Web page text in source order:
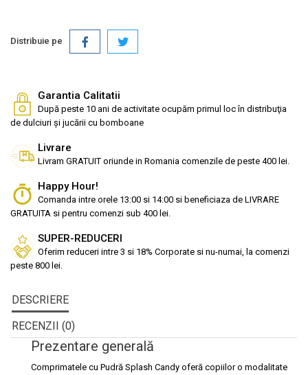
Distribuie pe
Garantia Calitatii
După peste 10 ani de activitate ocupăm primul loc în distribuţia
de dulciuri și jucării cu bomboane
Livrare
Livram GRATUIT oriunde in Romania comenzile de peste 400 lei.
Happy Hour!
Comanda intre orele 13:00 si 14:00 si beneficiaza de LIVRARE
GRATUITA si pentru comenzi sub 400 lei.
SUPER-REDUCERI
Oferim reduceri intre 3 si 18% Corporate si nu-numai, la comenzi
peste 800 lei.
DESCRIERE
RECENZII (0)
Prezentare generală
Comprimatele cu Pudră Splash Candy oferă copiilor o modalitate